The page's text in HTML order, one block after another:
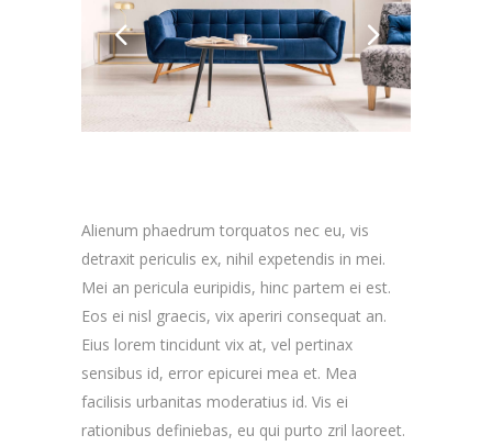
Alienum phaedrum torquatos nec eu, vis
detraxit periculis ex, nihil expetendis in mei.
Mei an pericula euripidis, hinc partem ei est.
Eos ei nisl graecis, vix aperiri consequat an.
Eius lorem tincidunt vix at, vel pertinax
sensibus id, error epicurei mea et. Mea
facilisis urbanitas moderatius id. Vis ei
rationibus definiebas, eu qui purto zril laoreet.